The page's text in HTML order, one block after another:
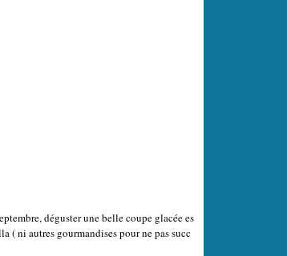
déguster une belle coupe glacée es
( ni autres gourmandises pour ne pas succ